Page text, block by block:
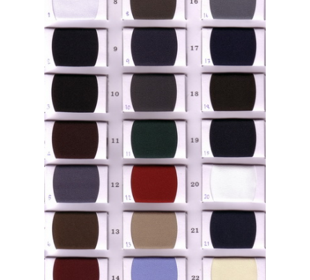
ติดต่อเรา
โทร 099 11 44 919
แอดไลน์ @suitonline
Login